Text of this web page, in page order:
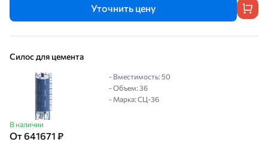
Уточнить цену
Силос для цемента
В наличии
От 641671 ₽
- Вместимость: 50
- Объем: 36
- Марка: СЦ-36